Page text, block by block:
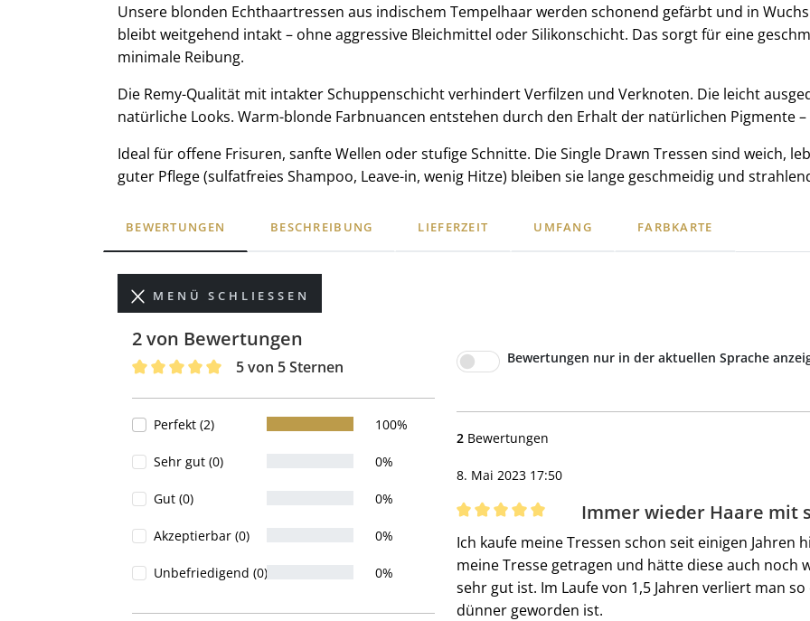
Unsere blonden Echthaartressen aus indischem Tempelhaar werden schonend gefärbt und in
bleibt weitgehend intakt – ohne aggressive Bleichmittel oder Silikonschicht. Das sorgt für eine
minimale Reibung.
Die Remy-Qualität mit intakter Schuppenschicht verhindert Verfilzen und Verknoten. Die leicht
natürliche Looks. Warm-blonde Farbnuancen entstehen durch den Erhalt der natürlichen Pigmente
Ideal für offene Frisuren, sanfte Wellen oder stufige Schnitte. Die Single Drawn Tressen sind weich,
guter Pflege (sulfatfreies Shampoo, Leave-in, wenig Hitze) bleiben sie lange geschmeidig und
BEWERTUNGEN BESCHREIBUNG LIEFERZEIT UMFANG FARBKARTE
MENÜ SCHLIESSEN
2 von Bewertungen
5 von 5 Sternen
Perfekt (2) 100%
Sehr gut (0) 0%
Gut (0) 0%
Akzeptierbar (0) 0%
Unbefriedigend (0) 0%
Bewertungen nur in der aktuellen Sprache
2Bewertungen
8. Mai 2023 17:50
Bewertung mit 5 von 5 Sternen
Immer wieder Haare mit
Ich kaufe meine Tressen schon seit einigen Jahren
meine Tresse getragen und hätte diese auch noch
sehr gut ist. Im Laufe von 1,5 Jahren verliert man
dünner geworden ist.